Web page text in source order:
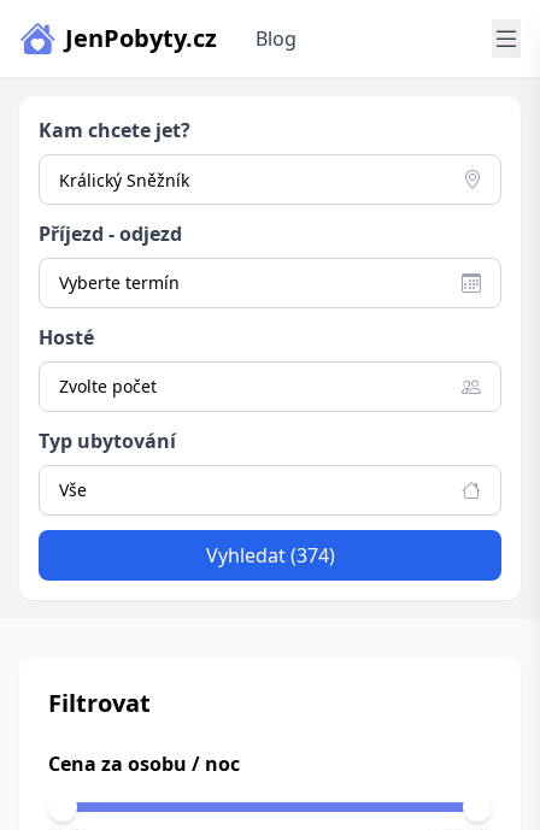
JenPobyty.cz Blog
Kam chcete jet?
Příjezd - odjezd
Vyberte termín
Hosté
Zvolte počet
Typ ubytování
Vše
Vyhledat (374)
Filtrovat
Cena za osobu / noc